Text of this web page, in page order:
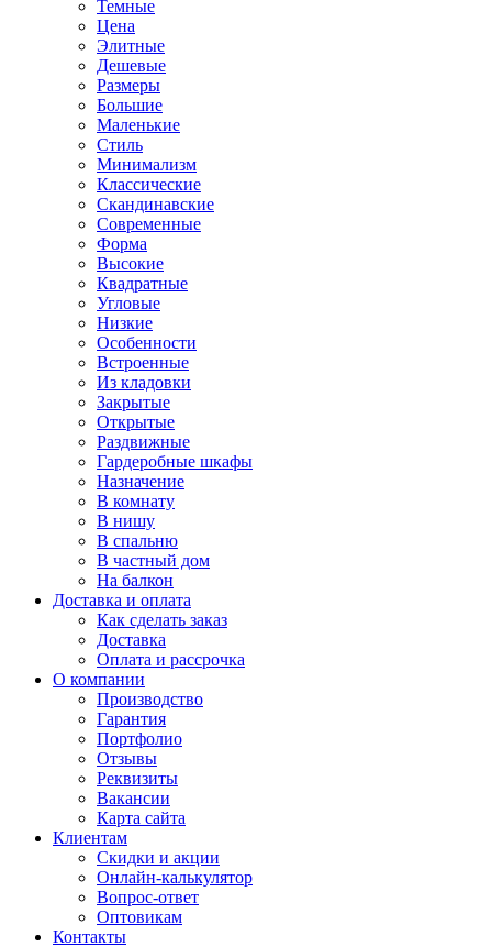
Темные
Цена
Элитные
Дешевые
Размеры
Большие
Маленькие
Стиль
Минимализм
Классические
Скандинавские
Современные
Форма
Высокие
Квадратные
Угловые
Низкие
Особенности
Встроенные
Из кладовки
Закрытые
Открытые
Раздвижные
Гардеробные шкафы
Назначение
В комнату
В нишу
В спальню
В частный дом
На балкон
Доставка и оплата
Как сделать заказ
Доставка
Оплата и рассрочка
О компании
Производство
Гарантия
Портфолио
Отзывы
Реквизиты
Вакансии
Карта сайта
Клиентам
Скидки и акции
Онлайн-калькулятор
Вопрос-ответ
Оптовикам
Контакты